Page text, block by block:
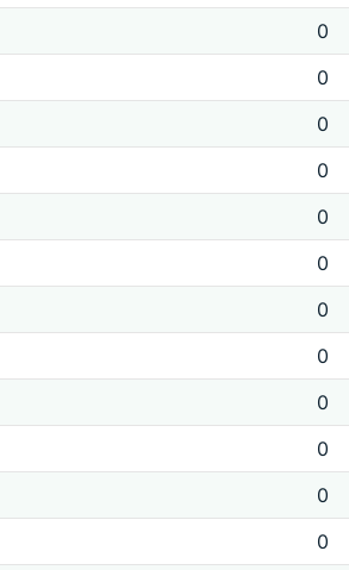
0
0
0
0
0
0
0
0
0
0
0
0